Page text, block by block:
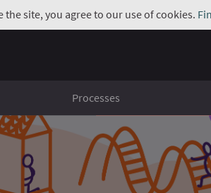
site, you agree to our use of cookies.
Processes